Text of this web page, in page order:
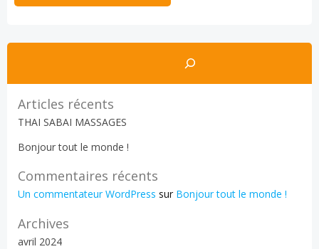
Rechercher
Articles récents
THAI SABAI MASSAGES
Bonjour tout le monde !
Commentaires récents
Un commentateur WordPress sur Bonjour tout le monde !
Archives
avril 2024